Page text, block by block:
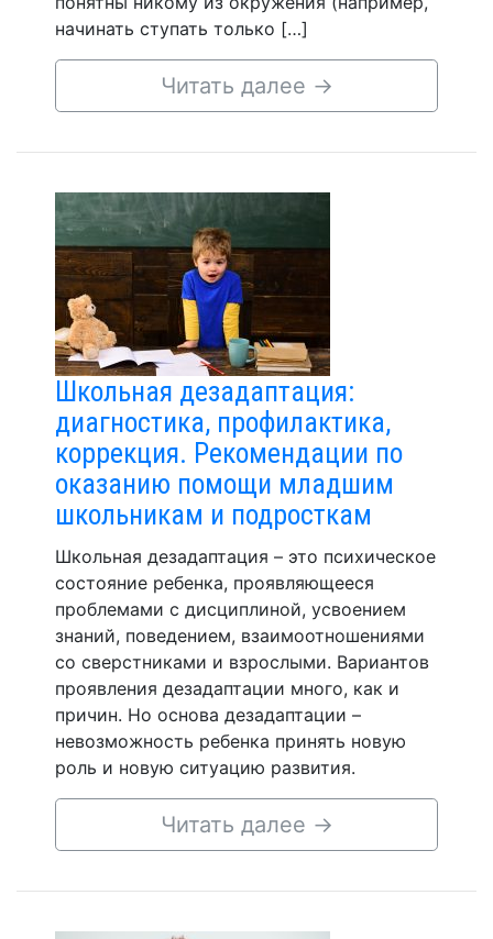
начинать ступать только […]
Читать далее →
Школьная дезадаптация:
диагностика, профилактика,
коррекция. Рекомендации по
оказанию помощи младшим
школьникам и подросткам
Школьная дезадаптация – это психическое
состояние ребенка, проявляющееся
проблемами с дисциплиной, усвоением
знаний, поведением, взаимоотношениями
со сверстниками и взрослыми. Вариантов
проявления дезадаптации много, как и
причин. Но основа дезадаптации –
невозможность ребенка принять новую
роль и новую ситуацию развития.
Читать далее →